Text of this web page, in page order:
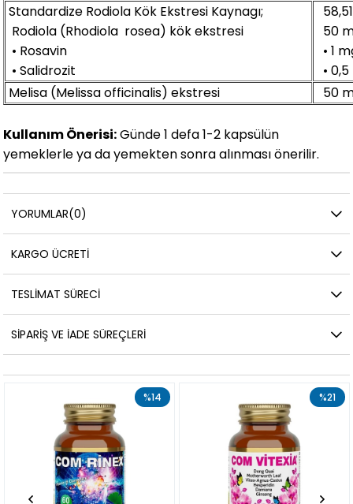
Standardize Rodiola Kök Ekstresi Kaynagı;
Rodiola (Rhodiola rosea) kök ekstresi
• Rosavin
• Salidrozit
50
• 1
•
Melisa (Melissa officinalis) ekstresi
50
Kullanım Önerisi:Günde 1 defa 1-2 kapsülün
yemeklerle ya da yemekten sonra alınması önerilir.
YORUMLAR(0)
KARGO ÜCRETI
TESLIMAT SÜRECI
SIPARIŞ VE İADE SÜREÇLERI
%14 %21